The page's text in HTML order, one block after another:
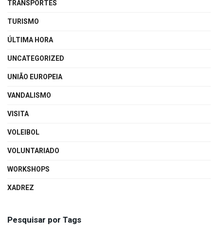
TRANSPORTES
TURISMO
ÚLTIMA HORA
UNCATEGORIZED
UNIÃO EUROPEIA
VANDALISMO
VISITA
VOLEIBOL
VOLUNTARIADO
WORKSHOPS
XADREZ
Pesquisar por Tags